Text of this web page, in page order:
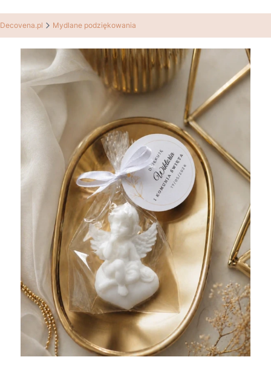
Decovena.pl Mydlane podziękowania